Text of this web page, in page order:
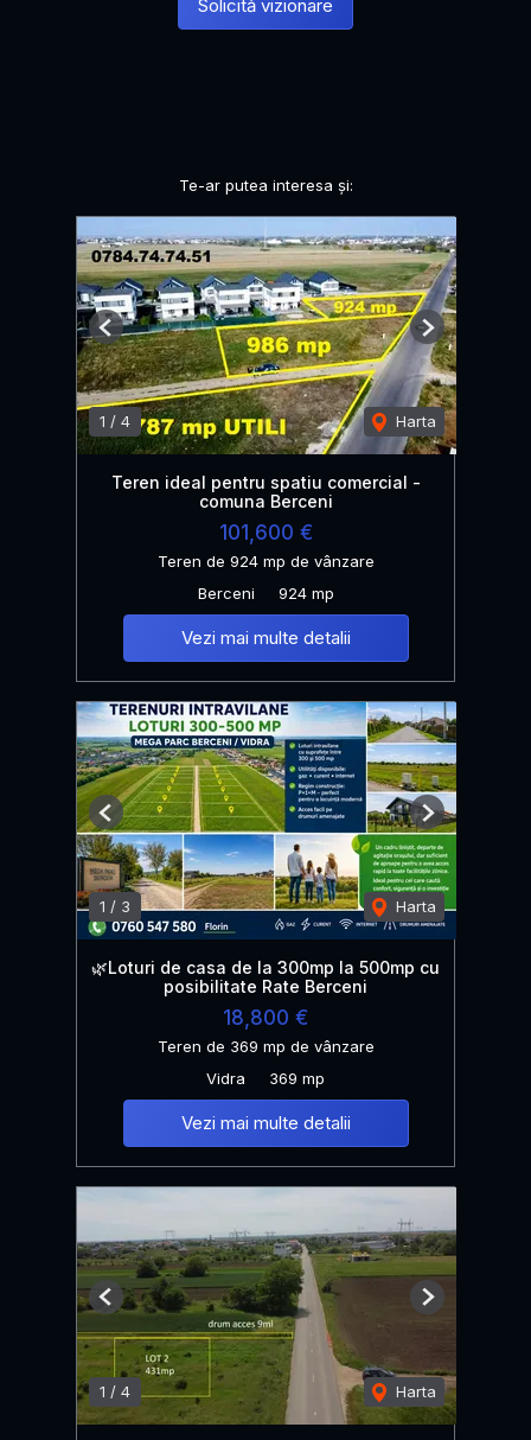
Solicită vizionare
Te-ar putea interesa și:
1 / 4 Harta
Previous Next
Teren ideal pentru spatiu comercial -
comuna Berceni
101,600 €
Teren de 924 mp de vânzare
Berceni
924 mp
Vezi mai multe detalii
1 / 3 Harta
Previous Next
🌿Loturi de casa de la 300mp la 500mp cu
posibilitate Rate Berceni
18,800 €
Teren de 369 mp de vânzare
Vidra
369 mp
Vezi mai multe detalii
1 / 4 Harta
Previous Next